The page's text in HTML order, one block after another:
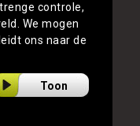
controle,
We mogen
ons naar de
Toon